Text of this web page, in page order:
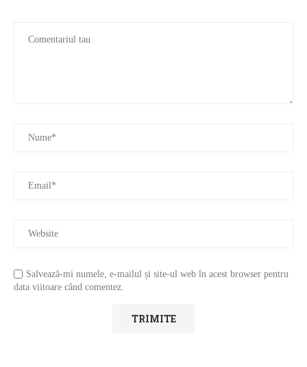
Salvează-mi numele, e-mailul și site-ul web în acest browser pentru
data viitoare când comentez.